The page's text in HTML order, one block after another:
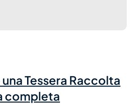
Tessera Raccolta
completa